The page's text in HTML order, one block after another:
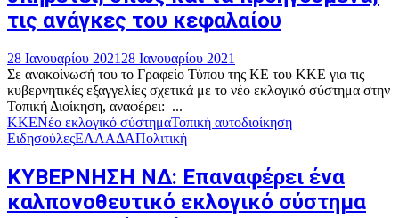
τις ανάγκες του κεφαλαίου
28 Ιανουαρίου 2021 28 Ιανουαρίου 2021
Σε ανακοίνωσή του το Γραφείο Τύπου της ΚΕ του ΚΚΕ για τις
κυβερνητικές εξαγγελίες σχετικά με το νέο εκλογικό σύστημα στην
Τοπική Διοίκηση, αναφέρει: ...
ΚΚΕΝέο εκλογικό σύστημαΤοπική αυτοδιοίκηση
ΕιδησούλεςΕΛΛΑΔΑΠολιτική
ΚΥΒΕΡΝΗΣΗ ΝΔ: Επαναφέρει ένα
καλπονοθευτικό εκλογικό σύστημα